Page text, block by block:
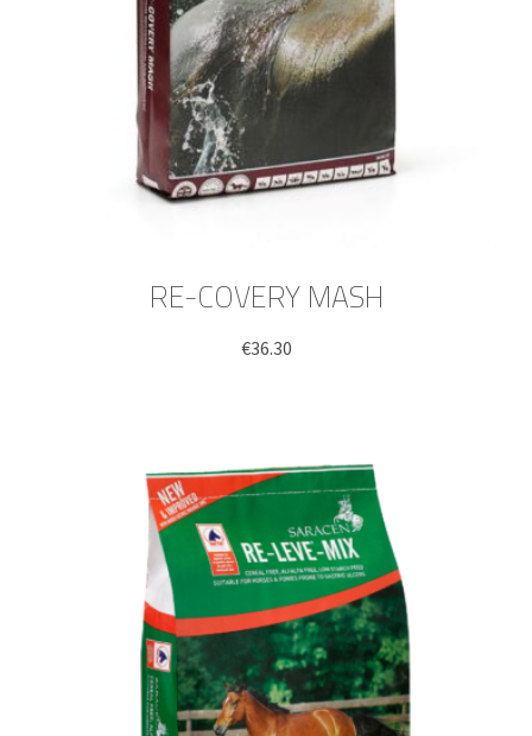
RE-COVERY MASH
€36.30